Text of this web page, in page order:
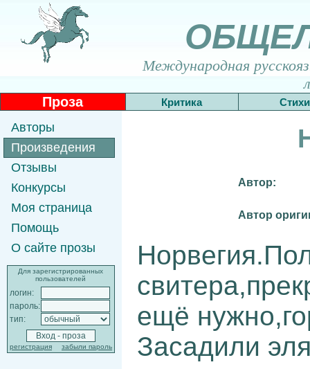
Международная
Проза Критика Стихи
Авторы
Произведения
Отзывы
Конкурсы
Моя страница
Помощь
О сайте прозы
Для зарегистрированных
пользователей
логин:
пароль:
тип:
регистрация забыли пароль
Автор:
Автор
ещё
Засадили